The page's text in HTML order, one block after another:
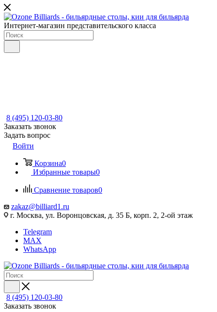
Интернет-магазин представительского класса
8 (495) 120-03-80
Заказать звонок
Задать вопрос
Войти
Корзина0
Избранные товары0
Сравнение товаров0
zakaz@billiard1.ru
г. Москва, ул. Воронцовская, д. 35 Б, корп. 2, 2-ой этаж
Telegram
MAX
WhatsApp
8 (495) 120-03-80
Заказать звонок